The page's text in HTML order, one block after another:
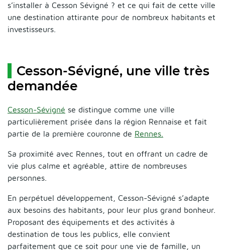
s’installer à Cesson Sévigné ? et ce qui fait de cette ville
une destination attirante pour de nombreux habitants et
investisseurs.
Cesson-Sévigné, une ville très
demandée
Cesson-Sévigné se distingue comme une ville
particulièrement prisée dans la région Rennaise et fait
partie de la première couronne de Rennes.
Sa proximité avec Rennes, tout en offrant un cadre de
vie plus calme et agréable, attire de nombreuses
personnes.
En perpétuel développement, Cesson-Sévigné s’adapte
aux besoins des habitants, pour leur plus grand bonheur.
Proposant des équipements et des activités à
destination de tous les publics, elle convient
parfaitement que ce soit pour une vie de famille, un